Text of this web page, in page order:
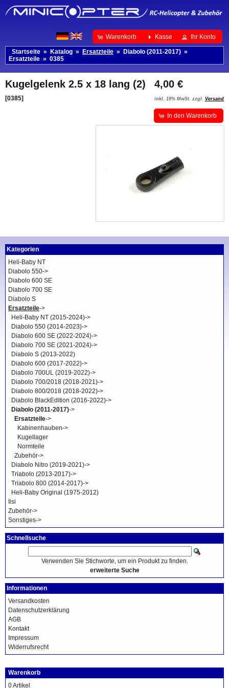
Warenkorb Kasse Ihr Konto
Startseite » Katalog » Ersatzteile » Diabolo (2011-2017) »
Ersatzteile » 0385
4,00 €
inkl. 19% MwSt. zzgl. Versand
Kugelgelenk 2.5 x 18 lang (2)
[0385]
In den Warenkorb
Kategorien
Heli-Baby NT
Diabolo 550->
Diabolo 600 SE
Diabolo 700 SE
Diabolo S
Ersatzteile->
Heli-Baby NT (2015-2024)->
Diabolo 550 (2014-2023)->
Diabolo 600 SE (2022-2024)->
Diabolo 700 SE (2021-2024)->
Diabolo S (2013-2022)
Diabolo 600 (2017-2022)->
Diabolo 700UL (2019-2022)->
Diabolo 700/2018 (2018-2021)->
Diabolo 800/2018 (2018-2022)->
Diabolo BlackEdition (2016-2022)->
Diabolo (2011-2017)->
Ersatzteile->
Kabinenhauben->
Kugellager
Normteile
Zubehör->
Diabolo Nitro (2019-2021)->
Triabolo (2013-2017)->
Triabolo 800 (2014-2017)->
Heli-Baby Original (1975-2012)
Iisi
Zubehör->
Sonstiges->
Schnellsuche
Verwenden Sie Stichworte, um ein Produkt zu finden.
erweiterte Suche
Informationen
Versandkosten
Datenschutzerklärung
AGB
Kontakt
Impressum
Widerrufsrecht
Warenkorb
0 Artikel